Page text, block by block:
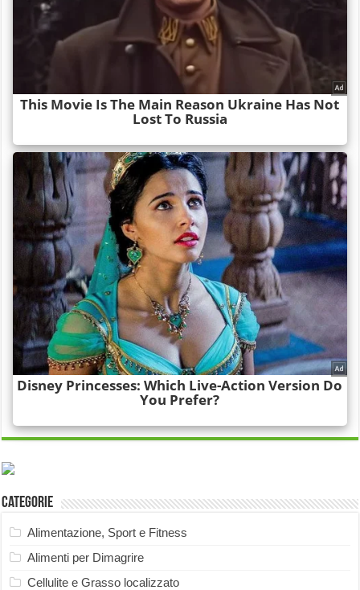
Categorie
Alimentazione, Sport e Fitness
Alimenti per Dimagrire
Cellulite e Grasso localizzato